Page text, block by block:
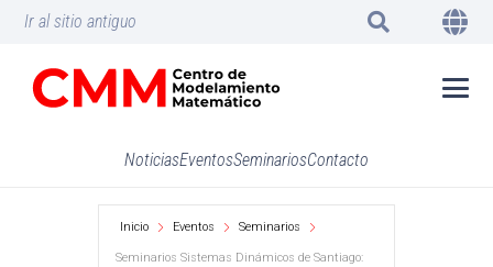
Ir al sitio antiguo
NoticiasEventosSeminariosContacto
Inicio Eventos Seminarios
Seminarios Sistemas Dinámicos de Santiago: